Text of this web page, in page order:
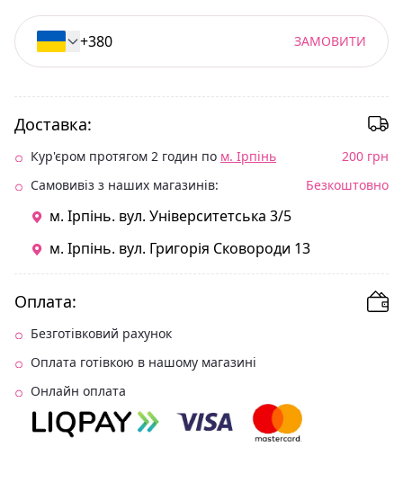
ЗАМОВИТИ
Доставка:
Кур'єром протягом 2 годин по м. Ірпінь
200 грн
Самовивіз з наших магазинів:
Безкоштовно
м. Ірпінь. вул. Університетська 3/5
м. Ірпінь. вул. Григорія Сковороди 13
Оплата:
Безготівковий рахунок
Оплата готівкою в нашому магазині
Онлайн оплата